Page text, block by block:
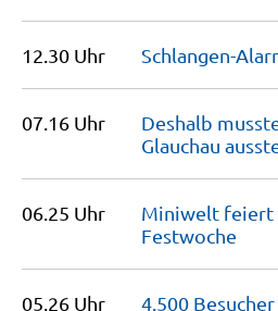
12.30 Uhr Schlangen-
07.16 Uhr
Deshalb
Glauchau
06.25 Uhr
Miniwelt feiert
Festwoche
05.26 Uhr 4.500